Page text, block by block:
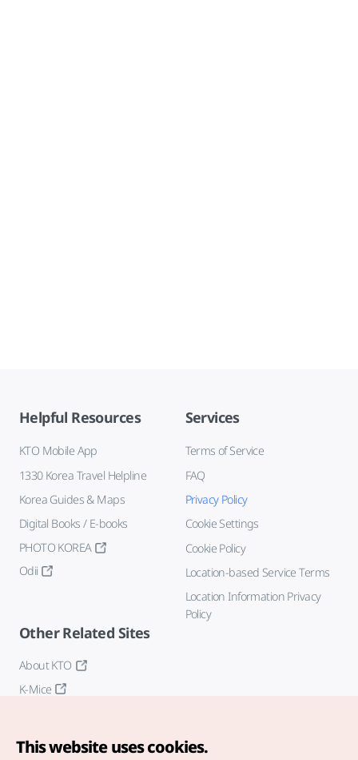
Helpful Resources
KTO Mobile App
1330 Korea Travel Helpline
Korea Guides & Maps
Digital Books / E-books
PHOTO KOREA
Odii
Services
Terms of Service
FAQ
Privacy Policy
Cookie Settings
Cookie Policy
Location-based Service Terms
Location Information Privacy
Policy
Other Related Sites
About KTO
K-Mice
This website uses cookies.